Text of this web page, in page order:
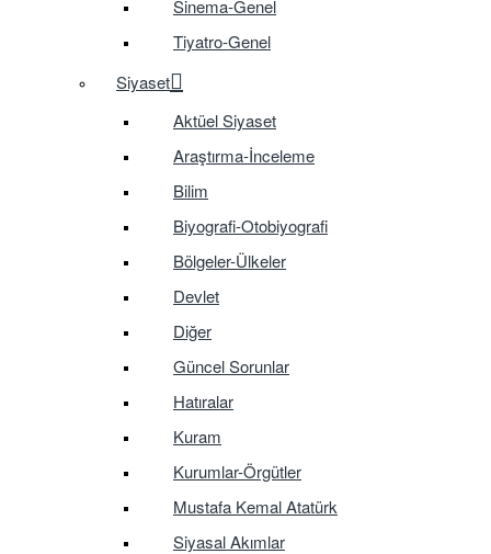
Sinema-Genel
Tiyatro-Genel
Siyaset
Aktüel Siyaset
Araştırma-İnceleme
Bilim
Biyografi-Otobiyografi
Bölgeler-Ülkeler
Devlet
Diğer
Güncel Sorunlar
Hatıralar
Kuram
Kurumlar-Örgütler
Mustafa Kemal Atatürk
Siyasal Akımlar